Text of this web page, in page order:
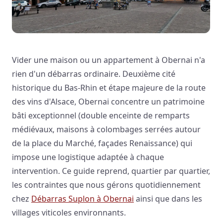
Vider une maison ou un appartement à Obernai n'a
rien d'un débarras ordinaire. Deuxième cité
historique du Bas-Rhin et étape majeure de la route
des vins d'Alsace, Obernai concentre un patrimoine
bâti exceptionnel (double enceinte de remparts
médiévaux, maisons à colombages serrées autour
de la place du Marché, façades Renaissance) qui
impose une logistique adaptée à chaque
intervention. Ce guide reprend, quartier par quartier,
les contraintes que nous gérons quotidiennement
chez Débarras Suplon à Obernai ainsi que dans les
villages viticoles environnants.